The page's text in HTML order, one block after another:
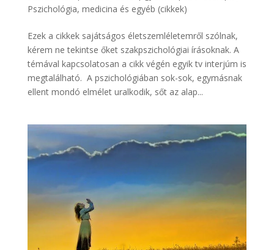
Pszichológia, medicina és egyéb (cikkek)
Ezek a cikkek sajátságos életszemléletemről szólnak,
kérem ne tekintse őket szakpszichológiai írásoknak. A
témával kapcsolatosan a cikk végén egyik tv interjúm is
megtalálható. A pszichológiában sok-sok, egymásnak
ellent mondó elmélet uralkodik, sőt az alap...